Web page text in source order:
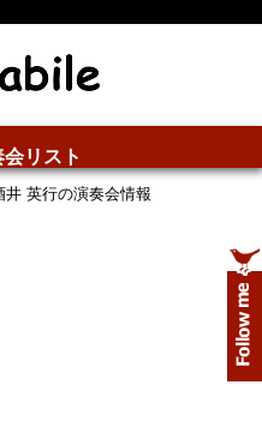
リスト
井 英行の演奏会情報